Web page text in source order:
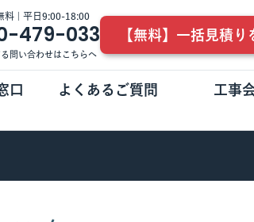
料 | 平日9:00-18:00
479-033
問い合わせはこちらへ
【無料】一括見積り
口 よくあるご質問 工事